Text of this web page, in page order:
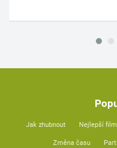
Jak zhubnout Nejlepší
Změna času